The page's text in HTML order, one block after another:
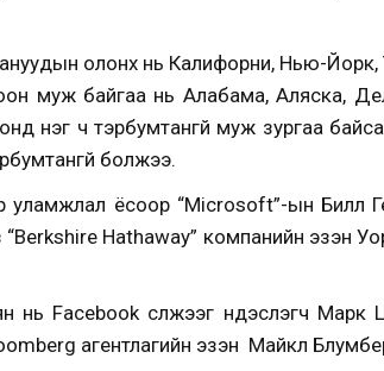
олонх нь Калифорни, Нью-
муж байгаа нь Алабама, Аляска,
нэг ч тэрбумтангүй муж зургаа
болжээ.
уламжлал ёсоор “Microsoft”-ын Билл
“Berkshire Hathaway” компанийн
нь Facebook сүлжээг үндэслэгч
агентлагийн эзэн Майкл